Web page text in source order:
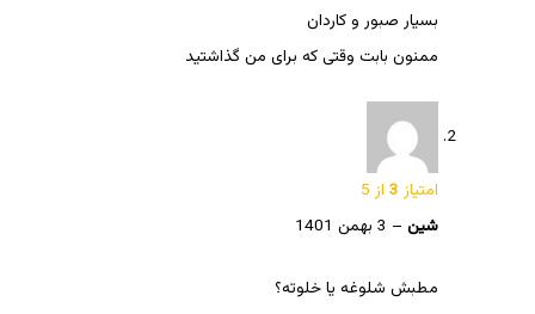
بسیار صبور و کاردان
ممنون بابت وقتی که برای من گذاشتید
امتیاز 3 از 5
شین – 3 بهمن 1401
مطبش شلوغه یا خلوته؟